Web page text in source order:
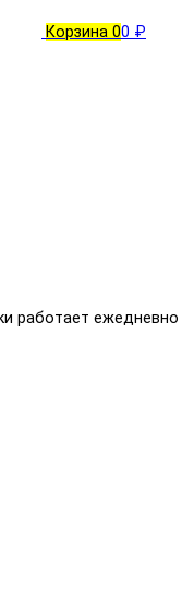
Корзина 00 ₽
работает ежедневно